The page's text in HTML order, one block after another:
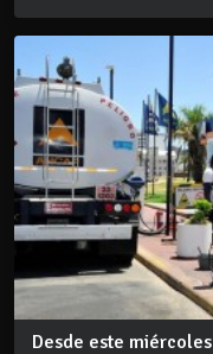
Desde este